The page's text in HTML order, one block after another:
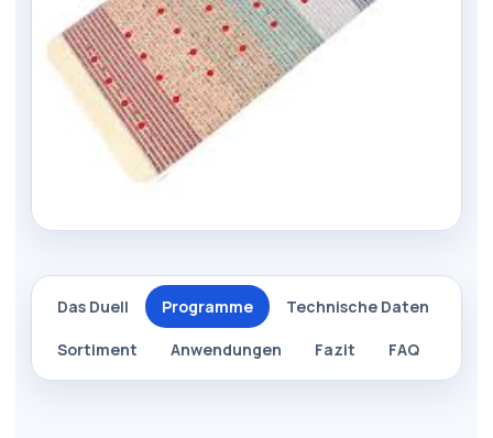
Das Duell Programme Technische Daten
Sortiment Anwendungen Fazit FAQ